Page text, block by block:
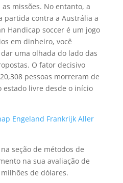
missões. No entanto, a
partida contra a Austrália a
Handicap soccer é um jogo
em dinheiro, você
uma olhada do lado das
O fator decisivo
pessoas morreram de
estado livre desde o início
Engeland Frankrijk Aller
seção de métodos de
na sua avaliação de
de dólares.